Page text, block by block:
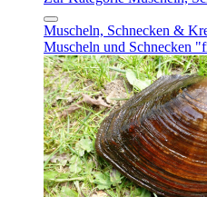
Muscheln, Schnecken &
Muscheln und Schnecken